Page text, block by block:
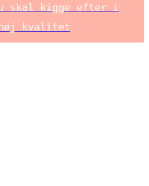
skal kigge efter i
kvalitet